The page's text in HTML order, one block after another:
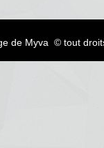
de Myva © tout